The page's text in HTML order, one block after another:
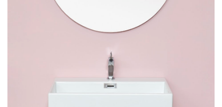
Fliseforum Silkeborg
Stagehøj Tværvej 5, 8600 Silkeborg,
Danmark